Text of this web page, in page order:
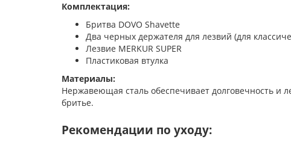
Комплектация:
Бритва DOVO Shavette
Два черных держателя для лезвий (для
Лезвие MERKUR SUPER
Пластиковая втулка
Материалы:
Нержавеющая сталь обеспечивает долговечность и
бритье.
Рекомендации по уходу: